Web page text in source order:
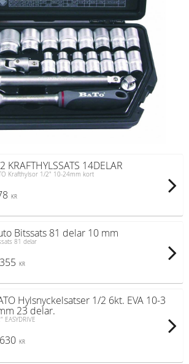
KRAFTHYLSSATS 14DELAR
Krafthylsor 1/2" 10-24mm kort
KR
Bitssats 81 delar 10 mm
81 delar
KR
Hylsnyckelsatser 1/2 6kt. EVA 10-3
23 delar.
EASYDRIVE
KR